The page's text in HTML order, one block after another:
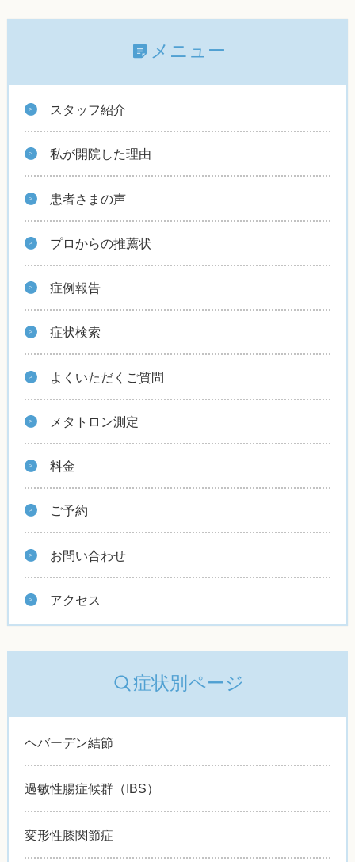
メニュー
スタッフ紹介
私が開院した理由
患者さまの声
プロからの推薦状
症例報告
症状検索
よくいただくご質問
メタトロン測定
料金
ご予約
お問い合わせ
アクセス
症状別ページ
ヘバーデン結節
過敏性腸症候群（IBS）
変形性膝関節症